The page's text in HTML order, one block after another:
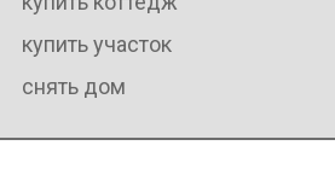
купить участок
снять дом